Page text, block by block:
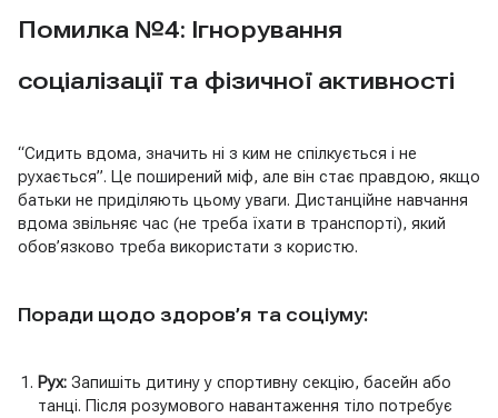
Помилка №4: Ігнорування
соціалізації та фізичної активності
“Сидить вдома, значить ні з ким не спілкується і не
рухається”. Це поширений міф, але він стає правдою, якщо
батьки не приділяють цьому уваги. Дистанційне навчання
вдома звільняє час (не треба їхати в транспорті), який
обов’язково треба використати з користю.
Поради щодо здоров’я та соціуму:
Рух:Запишіть дитину у спортивну секцію, басейн або
танці. Після розумового навантаження тіло потребує